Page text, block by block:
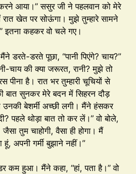
आया।” ससुर जी ने पहलवान को मेरे
रात खेत पर सोऊंगा। मुझे तुम्हारे सामने
इतना कहकर वो चले गए।
डरते-डरते पूछा, “पानी पिएंगे? चाय?”
चाय की क्या जरूरत, रानी? मुझे तो
पीना है। रात भर तुम्हारी चूचियों से
बात सुनकर मेरे बदन में सिहरन दौड़
बेशर्मी अच्छी लगी। मैंने हंसकर
पहले थोड़ा बात तो कर लें।” वो बोले,
तुम चाहोगी, वैसा ही होगा। मैं
अपनी गर्मी बुझाने नहीं।”
कम हुआ। मैंने कहा, “हां, पता है।” वो